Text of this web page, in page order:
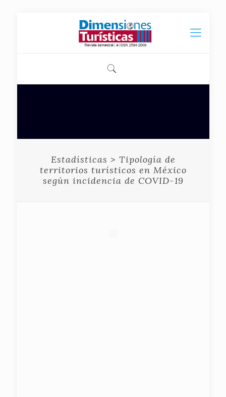
Estadísticas > Tipología de
territorios turísticos en México
según incidencia de COVID-19